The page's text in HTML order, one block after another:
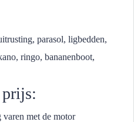
parasol, ligbedden,
ringo, bananenboot,
prijs:
met de motor